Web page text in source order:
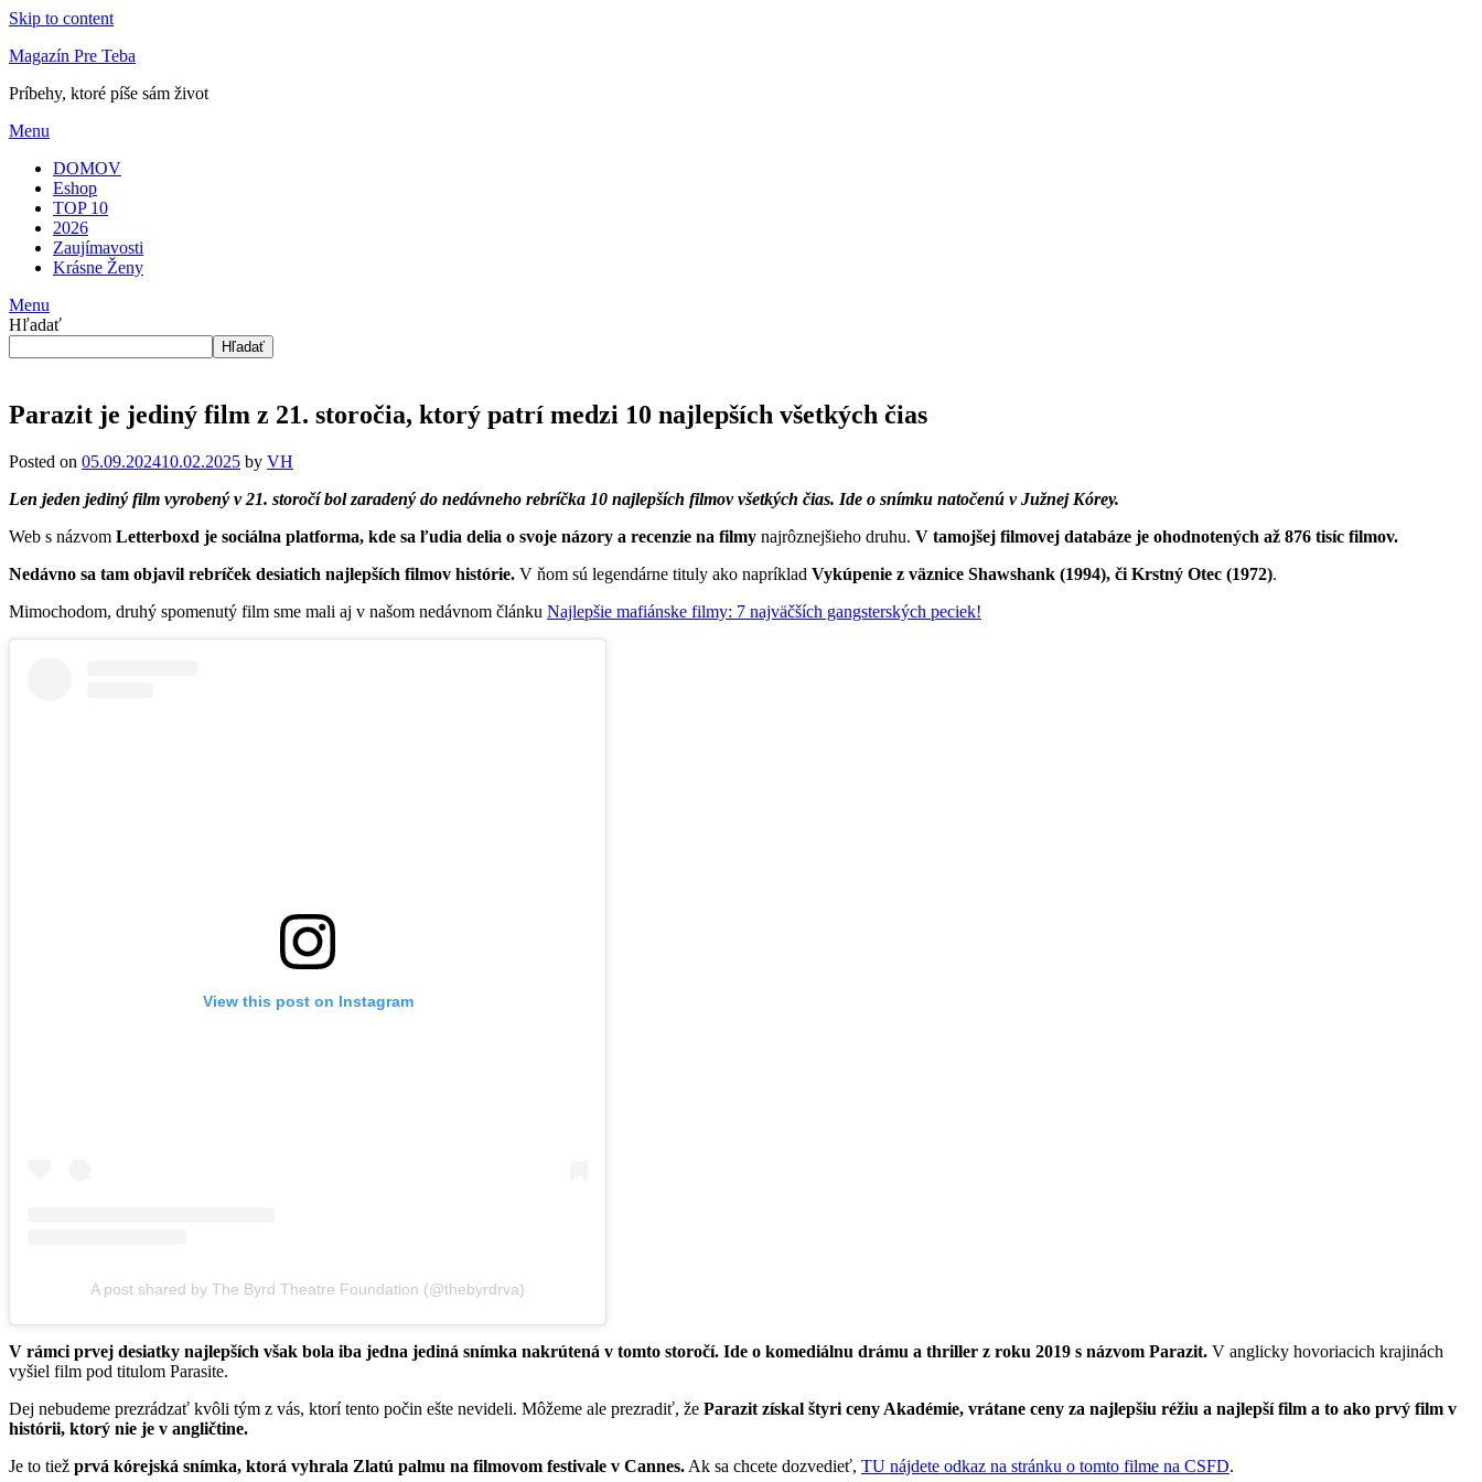
Skip to content
Magazín Pre Teba
Príbehy, ktoré píše sám život
Menu
DOMOV
Eshop
TOP 10
2026
Zaujímavosti
Krásne Ženy
Menu
Hľadať
Hľadať
Parazit je jediný film z 21. storočia, ktorý patrí medzi 10 najlepších všetkých čias
Posted on 05.09.202410.02.2025 by VH
Len jeden jediný film vyrobený v 21. storočí bol zaradený do nedávneho rebríčka 10 najlepších filmov všetkých čias. Ide o snímku natočenú v Južnej Kórey.
Web s názvom Letterboxd je sociálna platforma, kde sa ľudia delia o svoje názory a recenzie na filmy najrôznejšieho druhu. V tamojšej filmovej databáze je ohodnotených až 876 tisíc filmov.
Nedávno sa tam objavil rebríček desiatich najlepších filmov histórie. V ňom sú legendárne tituly ako napríklad Vykúpenie z väznice Shawshank (1994), či Krstný Otec (1972).
Mimochodom, druhý spomenutý film sme mali aj v našom nedávnom článku Najlepšie mafiánske filmy: 7 najväčších gangsterských peciek!
View this post on Instagram
A post shared by The Byrd Theatre Foundation (@thebyrdrva)
V rámci prvej desiatky najlepších však bola iba jedna jediná snímka nakrútená v tomto storočí. Ide o komediálnu drámu a thriller z roku 2019 s názvom Parazit. V anglicky hovoriacich krajinách
vyšiel film pod titulom Parasite.
Dej nebudeme prezrádzať kvôli tým z vás, ktorí tento počin ešte nevideli. Môžeme ale prezradiť, že Parazit získal štyri ceny Akadémie, vrátane ceny za najlepšiu réžiu a najlepší film a to ako prvý film v
histórii, ktorý nie je v angličtine.
Je to tiež prvá kórejská snímka, ktorá vyhrala Zlatú palmu na filmovom festivale v Cannes. Ak sa chcete dozvedieť, TU nájdete odkaz na stránku o tomto filme na CSFD.